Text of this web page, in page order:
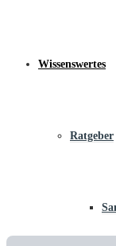
Wissenswertes
Ratgeber